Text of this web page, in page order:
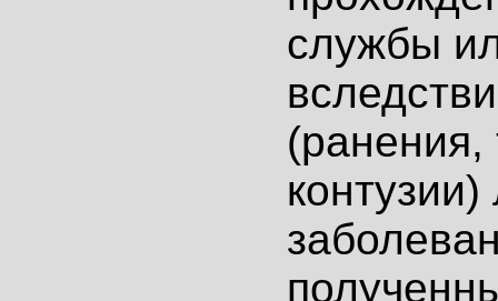
службы